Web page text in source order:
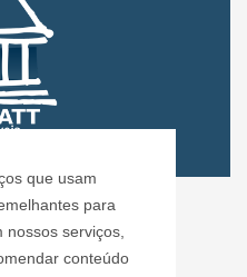
que usam
para
serviços,
conteúdo